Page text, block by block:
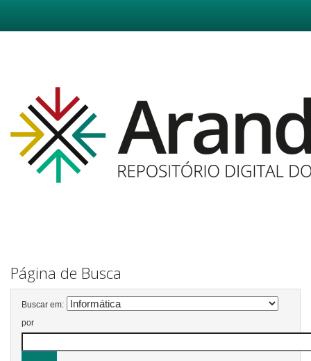
Página de Busca
Buscar em:
por